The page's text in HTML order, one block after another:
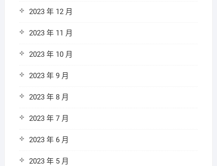
2023 年 12 月
2023 年 11 月
2023 年 10 月
2023 年 9 月
2023 年 8 月
2023 年 7 月
2023 年 6 月
2023 年 5 月